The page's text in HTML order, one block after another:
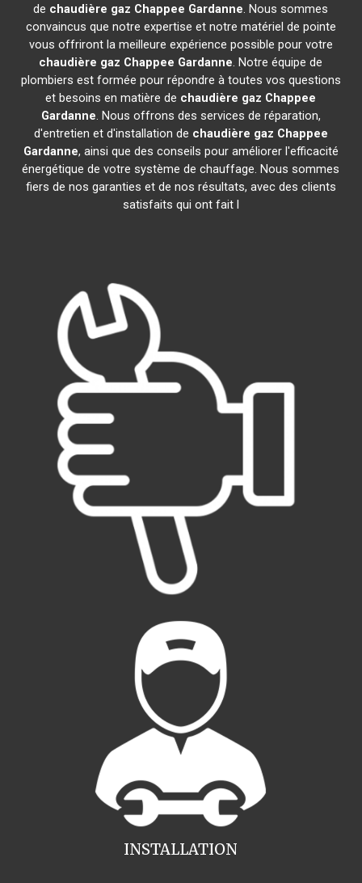
de chaudière gaz Chappee Gardanne. Nous sommes
convaincus que notre expertise et notre matériel de pointe
vous offriront la meilleure expérience possible pour votre
chaudière gaz Chappee Gardanne. Notre équipe de
plombiers est formée pour répondre à toutes vos questions
et besoins en matière de chaudière gaz Chappee
Gardanne. Nous offrons des services de réparation,
d'entretien et d'installation de chaudière gaz Chappee
Gardanne, ainsi que des conseils pour améliorer l'efficacité
énergétique de votre système de chauffage. Nous sommes
fiers de nos garanties et de nos résultats, avec des clients
satisfaits qui ont fait l
INSTALLATION